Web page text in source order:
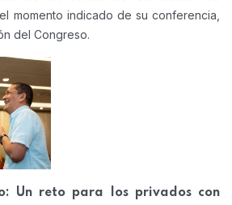
momento indicado de su conferencia,
del Congreso.
Un reto para los privados con